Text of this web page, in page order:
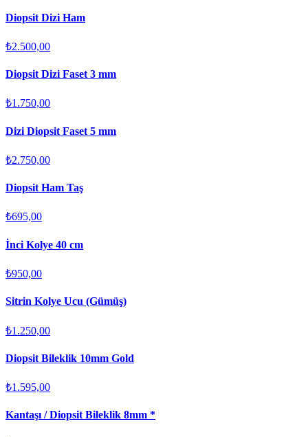
Diopsit Dizi Ham
₺2.500,00
Diopsit Dizi Faset 3 mm
₺1.750,00
Dizi Diopsit Faset 5 mm
₺2.750,00
Diopsit Ham Taş
₺695,00
İnci Kolye 40 cm
₺950,00
Sitrin Kolye Ucu (Gümüş)
₺1.250,00
Diopsit Bileklik 10mm Gold
₺1.595,00
Kantaşı / Diopsit Bileklik 8mm *